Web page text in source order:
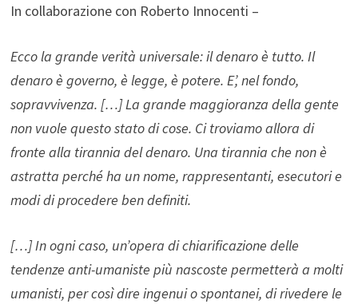
In collaborazione con Roberto Innocenti –
Ecco la grande verità universale: il denaro è tutto. Il
denaro è governo, è legge, è potere. E’, nel fondo,
sopravvivenza. […] La grande maggioranza della gente
non vuole questo stato di cose. Ci troviamo allora di
fronte alla tirannia del denaro. Una tirannia che non è
astratta perché ha un nome, rappresentanti, esecutori e
modi di procedere ben definiti.
[…] In ogni caso, un’opera di chiarificazione delle
tendenze anti-umaniste più nascoste permetterà a molti
umanisti, per così dire ingenui o spontanei, di rivedere le